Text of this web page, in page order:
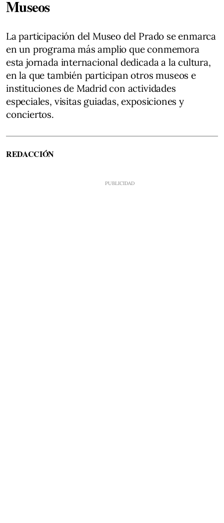
Museos
La participación del Museo del Prado se enmarca
en un programa más amplio que conmemora
esta jornada internacional dedicada a la cultura,
en la que también participan otros museos e
instituciones de Madrid con actividades
especiales, visitas guiadas, exposiciones y
conciertos.
REDACCIÓN